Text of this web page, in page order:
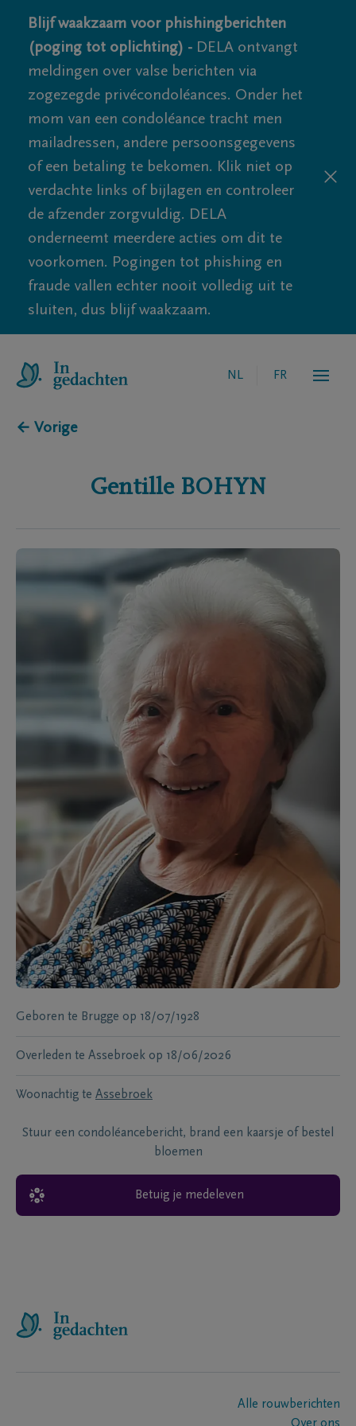
Blijf waakzaam voor phishingberichten
(poging tot oplichting) - DELA ontvangt
meldingen over valse berichten via
zogezegde privécondoléances. Onder het
mom van een condoléance tracht men
mailadressen, andere persoonsgegevens
of een betaling te bekomen. Klik niet op
verdachte links of bijlagen en controleer
de afzender zorgvuldig. DELA
onderneemt meerdere acties om dit te
voorkomen. Pogingen tot phishing en
fraude vallen echter nooit volledig uit te
sluiten, dus blijf waakzaam.
NL FR
← Vorige
Gentille BOHYN
Geboren te Brugge op 18/07/1928
Overleden te Assebroek op 18/06/2026
Woonachtig te Assebroek
Stuur een condoléancebericht, brand een kaarsje of bestel
bloemen
Betuig je medeleven
Alle rouwberichten
Over ons